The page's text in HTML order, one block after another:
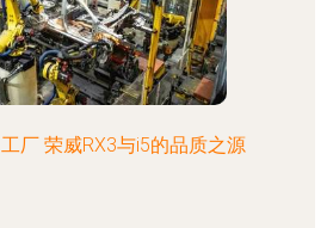
厂 荣威RX3与i5的品质之源